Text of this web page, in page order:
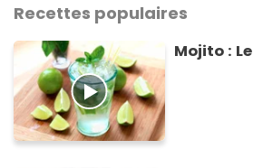
Recettes populaires
Mojito :